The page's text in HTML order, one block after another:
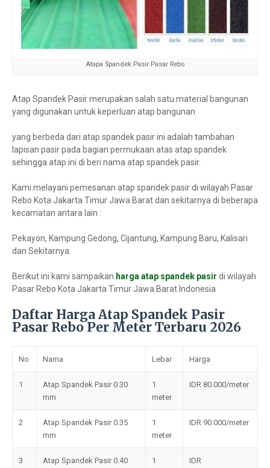
Atapa Spandek Pasir Pasar Rebo
Atap Spandek Pasir merupakan salah satu material bangunan
yang digunakan untuk keperluan atap bangunan
yang berbeda dari atap spandek pasir ini adalah tambahan
lapisan pasir pada bagian permukaan atas atap spandek
sehingga atap ini di beri nama atap spandek pasir.
Kami melayani pemesanan atap spandek pasir di wilayah Pasar
Rebo Kota Jakarta Timur Jawa Barat dan sekitarnya di beberapa
kecamatan antara lain :
Pekayon, Kampung Gedong, Cijantung, Kampung Baru, Kalisari
dan Sekitarnya.
Berikut ini kami sampaikan harga atap spandek pasir di wilayah
Pasar Rebo Kota Jakarta Timur Jawa Barat Indonesia
Daftar Harga Atap Spandek Pasir
Pasar Rebo Per Meter Terbaru 2026
No Nama Lebar Harga
1
Atap Spandek Pasir 0.30
mm
1
meter
IDR 80.000/meter
2
Atap Spandek Pasir 0.35
mm
1
meter
IDR 90.000/meter
3
Atap Spandek Pasir 0.40
1
IDR